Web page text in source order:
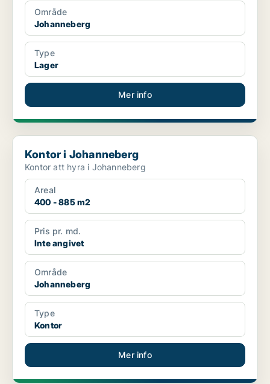
Område
Johanneberg
Type
Lager
Mer info
Kontor i Johanneberg
Kontor i Johanneberg
Kontor att hyra i Johanneberg
Areal
400 - 885 m2
Pris pr. md.
Inte angivet
Område
Johanneberg
Type
Kontor
Mer info